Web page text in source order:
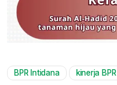
BPR Intidana kinerja BPR